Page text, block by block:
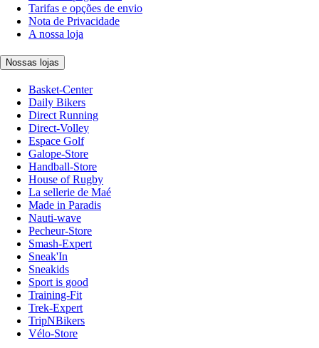
Tarifas e opções de envio
Nota de Privacidade
A nossa loja
Nossas lojas
Basket-Center
Daily Bikers
Direct Running
Direct-Volley
Espace Golf
Galope-Store
Handball-Store
House of Rugby
La sellerie de Maé
Made in Paradis
Nauti-wave
Pecheur-Store
Smash-Expert
Sneak'In
Sneakids
Sport is good
Training-Fit
Trek-Expert
TripNBikers
Vélo-Store